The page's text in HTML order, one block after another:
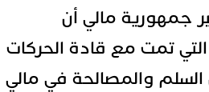
جمهورية مالي أن
تمت مع قادة الحركات
والمصالحة في مالي